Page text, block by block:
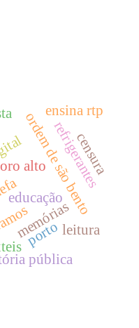
educação
memórias
ordem de são bento
alto refrigerantes
porto
pública
ensina rtp
leitura
censura